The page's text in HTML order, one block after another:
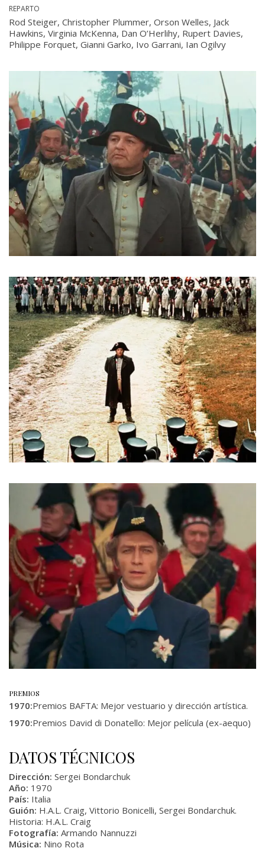
REPARTO
Rod Steiger, Christopher Plummer, Orson Welles, Jack
Hawkins, Virginia McKenna, Dan O’Herlihy, Rupert Davies,
Philippe Forquet, Gianni Garko, Ivo Garrani, Ian Ogilvy
PREMIOS
1970:Premios BAFTA: Mejor vestuario y dirección artística.
1970:Premios David di Donatello: Mejor película (ex-aequo)
DATOS TÉCNICOS
Dirección: Sergei Bondarchuk
Año: 1970
País: Italia
Guión: H.A.L. Craig, Vittorio Bonicelli, Sergei Bondarchuk.
Historia: H.A.L. Craig
Fotografía: Armando Nannuzzi
Música: Nino Rota